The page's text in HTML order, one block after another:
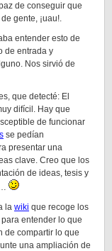
de conseguir que
gente, ¡uau!.
entender esto de
de entrada y
Nos sirvió de
que detecté: El
difícil. Hay que
de funcionar
se pedían
presentar una
clave. Creo que los
de ideas, tesis y
la wiki que recoge los
entender lo que
de compartir lo que
una ampliación de